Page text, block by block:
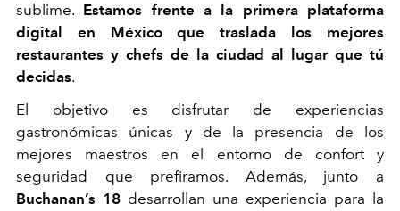
sublime. Estamos frente a la primera plataforma
digital en México que traslada los mejores
restaurantes y chefs de la ciudad al lugar que tú
decidas.
El objetivo es disfrutar de experiencias
gastronómicas únicas y de la presencia de los
mejores maestros en el entorno de confort y
seguridad que prefiramos. Además, junto a
Buchanan’s 18 desarrollan una experiencia para la